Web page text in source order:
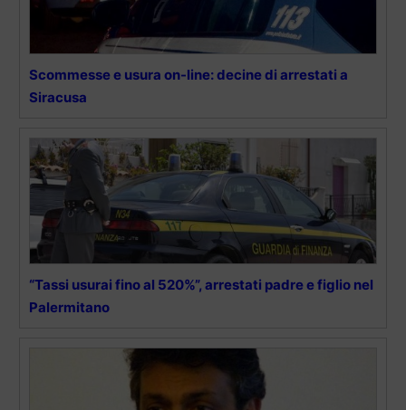
Scommesse e usura on-line: decine di arrestati a
Siracusa
“Tassi usurai fino al 520%”, arrestati padre e figlio nel
Palermitano